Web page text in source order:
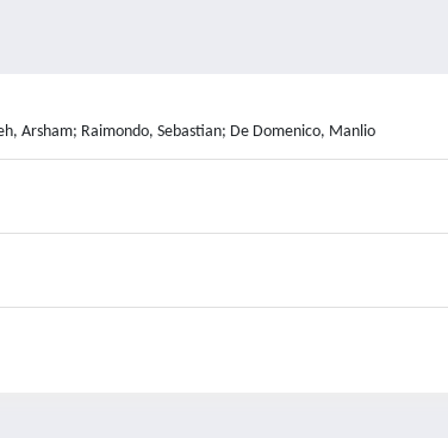
Arsham; Raimondo, Sebastian; De Domenico, Manlio